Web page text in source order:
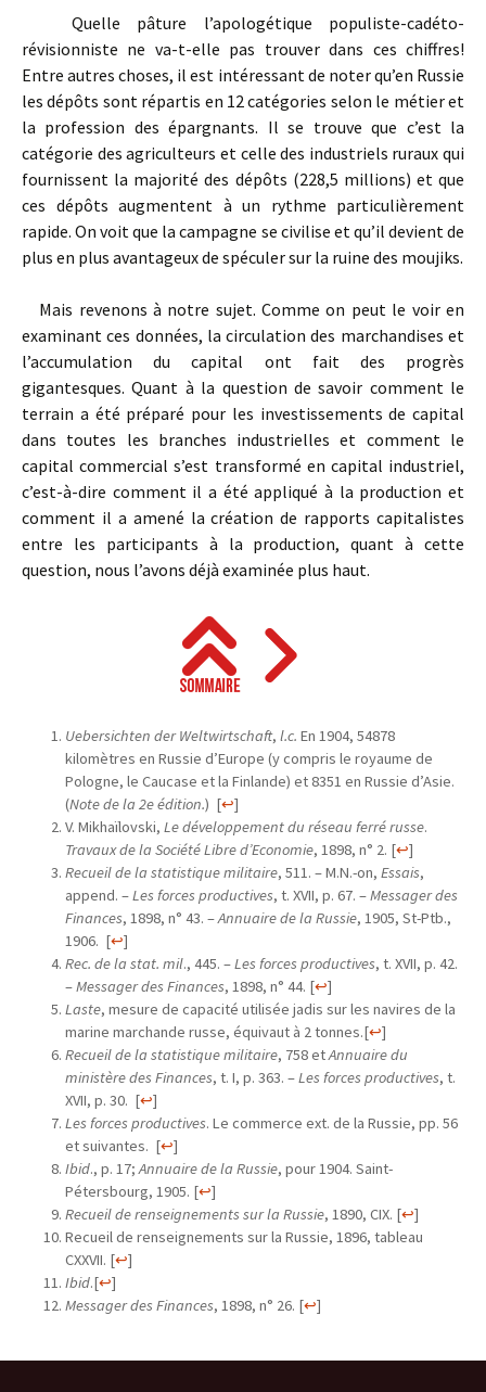
Quelle pâture l’apologétique populiste-cadéto-
révisionniste ne va-t-elle pas trouver dans ces chiffres!
Entre autres choses, il est intéressant de noter qu’en Russie
les dépôts sont répartis en 12 catégories selon le métier et
la profession des épargnants. Il se trouve que c’est la
catégorie des agriculteurs et celle des industriels ruraux qui
fournissent la majorité des dépôts (228,5 millions) et que
ces dépôts augmentent à un rythme particulièrement
rapide. On voit que la campagne se civilise et qu’il devient de
plus en plus avantageux de spéculer sur la ruine des moujiks.
Mais revenons à notre sujet. Comme on peut le voir en
examinant ces données, la circulation des marchandises et
l’accumulation du capital ont fait des progrès
gigantesques. Quant à la question de savoir comment le
terrain a été préparé pour les investissements de capital
dans toutes les branches industrielles et comment le
capital commercial s’est transformé en capital industriel,
c’est-à-dire comment il a été appliqué à la production et
comment il a amené la création de rapports capitalistes
entre les participants à la production, quant à cette
question, nous l’avons déjà examinée plus haut.
Uebersichten der Weltwirtschaft, l.c. En 1904, 54878
kilomètres en Russie d’Europe (y compris le royaume de
Pologne, le Caucase et la Finlande) et 8351 en Russie d’Asie.
(Note de la 2e édition.) [↩]
V. Mikhaïlovski, Le développement du réseau ferré russe.
Travaux de la Société Libre d’Economie, 1898, n° 2. [↩]
Recueil de la statistique militaire, 511. – M.N.-on, Essais,
append. –Les forces productives, t. XVII, p. 67. –Messager des
Finances, 1898, n° 43. –Annuaire de la Russie, 1905, St-Ptb.,
1906. [↩]
Rec. de la stat. mil., 445. –Les forces productives, t. XVII, p. 42.
–Messager des Finances, 1898, n° 44. [↩]
Laste, mesure de capacité utilisée jadis sur les navires de la
marine marchande russe, équivaut à 2 tonnes.[↩]
Recueil de la statistique militaire, 758 etAnnuaire du
ministère des Finances, t. I, p. 363. –Les forces productives, t.
XVII, p. 30. [↩]
Les forces productives. Le commerce ext. de la Russie, pp. 56
et suivantes. [↩]
Ibid., p. 17;Annuaire de la Russie, pour 1904. Saint-
Pétersbourg, 1905. [↩]
Recueil de renseignements sur la Russie, 1890, CIX. [↩]
Recueil de renseignements sur la Russie, 1896, tableau
CXXVII. [↩]
Ibid.[↩]
Messager des Finances, 1898, n° 26. [↩]